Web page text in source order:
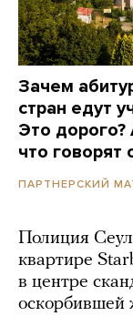
Зачем
стран едут
Это дорого?
что говорят
ПАРТНЕРСКИЙ
Полиция
квартире
в центре